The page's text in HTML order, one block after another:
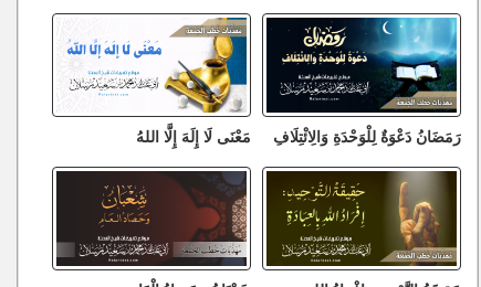
رَمَضَانُ دَعْوَةٌ لِلْوَحْدَةِ وَالِائْتِلَافِ مَعْنَى لَا إِلَهَ إِلَّا اللهُ